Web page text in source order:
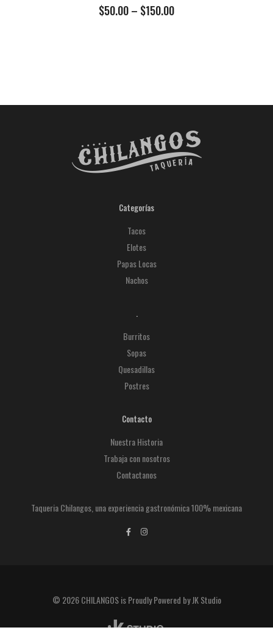
$50.00– $150.00
Categorías
Tacos
Elotes
Papas Locas
Nachos
.
Burritos
Sopas
Quesadillas
Postres
Contacto
Nuestra Historia
Trabaja con nosotros
Contactanos
Taqueria Chilangos, una experiencia gastronómica 100% mexicana
© 2026 CHILANGOS is Proudly Powered by JK Studio